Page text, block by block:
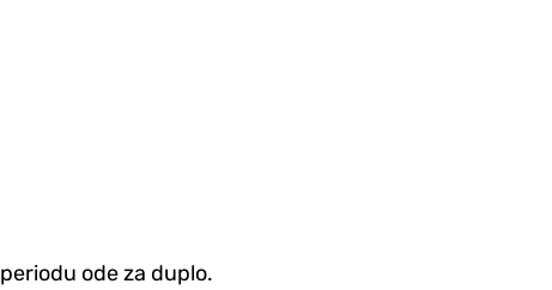
ode za duplo.